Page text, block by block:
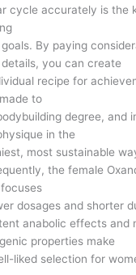
cycle accurately is the
By paying
you can create
recipe for
to
degree, and
in the
most sustainable
the female
dosages and shorter
anabolic effects and
properties make
liked selection for